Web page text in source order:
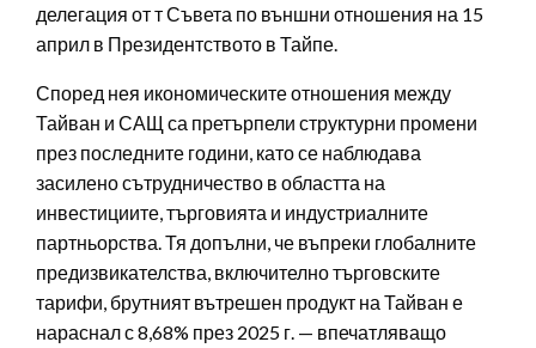
делегация от т Съвета по външни отношения на 15
април в Президентството в Тайпе.
Според нея икономическите отношения между
Тайван и САЩ са претърпели структурни промени
през последните години, като се наблюдава
засилено сътрудничество в областта на
инвестициите, търговията и индустриалните
партньорства. Тя допълни, че въпреки глобалните
предизвикателства, включително търговските
тарифи, брутният вътрешен продукт на Тайван е
нараснал с 8,68% през 2025 г. — впечатляващо